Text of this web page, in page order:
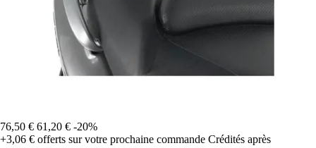
76,50 € 61,20 € -20%
+3,06 € offerts sur votre prochaine commande Crédités après